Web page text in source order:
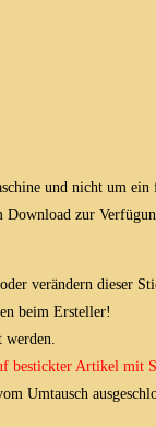
und nicht um
Download zur
verändern dieser
beim Ersteller!
bestickter Artikel
Umtausch